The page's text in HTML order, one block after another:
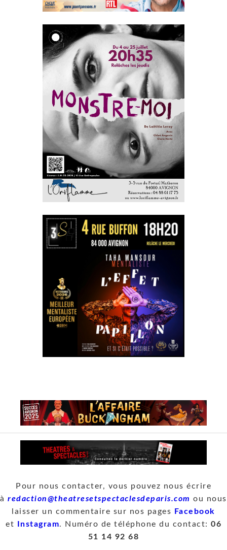
Pour nous contacter, vous pouvez nous écrire
àredaction@theatresetspectaclesdeparis.com ou nous
laisser un commentaire sur nos pages
Facebook
et Instagram. Numéro de téléphone du contact: 06
51 14 92 68